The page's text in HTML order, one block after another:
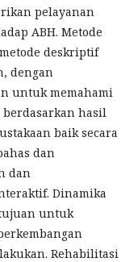
pelayanan
ABH. Metode
deskriptif
dengan
untuk memahami
hasil
baik secara
dan
dan
Dinamika
untuk
Rehabilitasi